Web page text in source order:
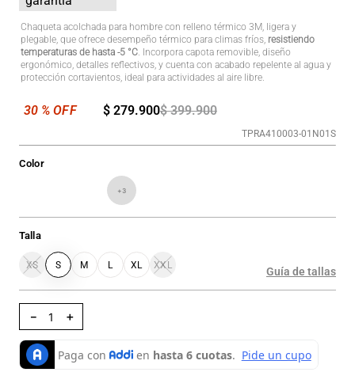
Chaqueta acolchada para hombre con relleno térmico 3M, ligera y
plegable, que ofrece desempeño térmico para climas fríos, resistiendo
temperaturas de hasta -5 °C. Incorpora capota removible, diseño
ergonómico, detalles reflectivos, y cuenta con acabado repelente al agua y
protección cortavientos, ideal para actividades al aire libre.
$ 399.900
$ 279.900
TPRA410003-01N01S
Talla
XS S M L XL XXL
Color
+ 3
Guía de tallas
＋
－